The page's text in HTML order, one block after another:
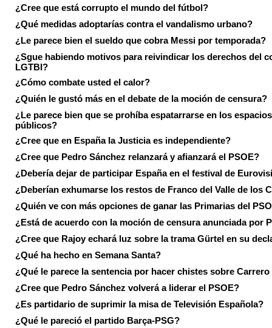
¿Cree que está corrupto el mundo del fútbol?
¿Qué medidas adoptarías contra el vandalismo urbano?
¿Le parece bien el sueldo que cobra Messi por temporada?
¿Sgue habiendo motivos para reivindicar los derechos del
LGTBI?
¿Cómo combate usted el calor?
¿Quién le gustó más en el debate de la moción de censura?
¿Le parece bien que se prohíba espatarrarse en los espacios
públicos?
¿Cree que en España la Justicia es independiente?
¿Cree que Pedro Sánchez relanzará y afianzará el PSOE?
¿Debería dejar de participar España en el festival de
¿Deberían exhumarse los restos de Franco del Valle de los
¿Quién ve con más opciones de ganar las Primarias del
¿Está de acuerdo con la moción de censura anunciada por
¿Cree que Rajoy echará luz sobre la trama Gürtel en su
¿Qué ha hecho en Semana Santa?
¿Qué le parece la sentencia por hacer chistes sobre
¿Cree que Pedro Sánchez volverá a liderar el PSOE?
¿Es partidario de suprimir la misa de Televisión Española?
¿Qué le pareció el partido Barça-PSG?